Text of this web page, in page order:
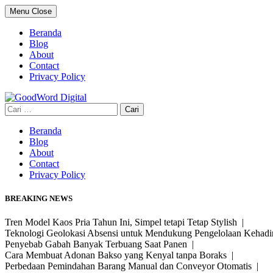
Skip
to
content
Menu Close
Beranda
Blog
About
Contact
Privacy Policy
Cari
untuk:
Beranda
Blog
About
Contact
Privacy Policy
BREAKING NEWS
Tren Model Kaos Pria Tahun Ini, Simpel tetapi Tetap Stylish |
Teknologi Geolokasi Absensi untuk Mendukung Pengelolaan
Penyebab Gabah Banyak Terbuang Saat Panen |
Cara Membuat Adonan Bakso yang Kenyal tanpa Boraks |
Perbedaan Pemindahan Barang Manual dan Conveyor Otomatis |